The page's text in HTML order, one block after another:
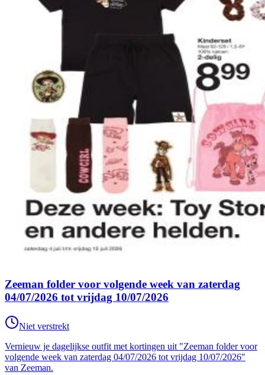
Zeeman folder voor volgende week van zaterdag
04/07/2026 tot vrijdag 10/07/2026
Niet verstrekt
Vernieuw je dagelijkse outfit met kortingen uit "Zeeman folder voor
volgende week van zaterdag 04/07/2026 tot vrijdag 10/07/2026"
van Zeeman.